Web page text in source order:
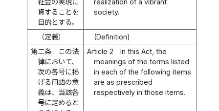
社会の実現に
資することを
目的とする。
realization of a vibrant
society.
（定義）
(Definition)
第二条
この法
律において、
次の各号に掲
げる用語の意
義は、当該各
号に定めると
Article 2
In this Act, the
meanings of the terms listed
in each of the following items
are as prescribed
respectively in those items.